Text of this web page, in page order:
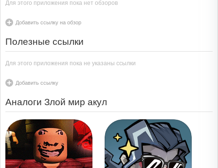
Для этого приложения пока нет обзоров
Добавить ссылку на обзор
Полезные ссылки
Для этого приложения пока не указаны ссылки
Добавить ссылку
Аналоги Злой мир акул